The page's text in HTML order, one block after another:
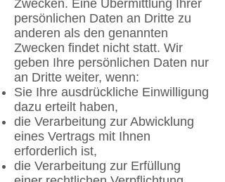
Zwecken. Eine Übermittlung Ihrer
persönlichen Daten an Dritte zu
anderen als den genannten
Zwecken findet nicht statt. Wir
geben Ihre persönlichen Daten nur
an Dritte weiter, wenn:
Sie Ihre ausdrückliche Einwilligung
dazu erteilt haben,
die Verarbeitung zur Abwicklung
eines Vertrags mit Ihnen
erforderlich ist,
die Verarbeitung zur Erfüllung